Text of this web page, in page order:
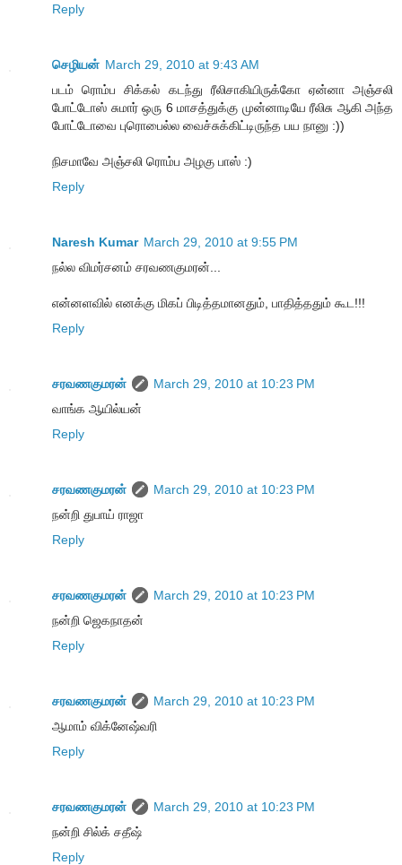
Reply
செழியன் March 29, 2010 at 9:43 AM
படம் ரொம்ப சிக்கல் கடந்து ரீலிசாகியிருக்கோ ஏன்னா அஞ்சலி
போட்டோஸ் சுமார் ஒரு 6 மாசத்துக்கு முன்னாடியே ரீலிசு ஆகி அந்த
போட்டோவை புரொபைல்ல வைச்சுக்கிட்டிருந்த பய நானு :))
நிசமாவே அஞ்சலி ரொம்ப அழகு பாஸ் :)
Reply
Naresh Kumar March 29, 2010 at 9:55 PM
நல்ல விமர்சனம் சரவணகுமரன்...
என்னளவில் எனக்கு மிகப் பிடித்தமானதும், பாதித்ததும் கூட!!!
Reply
சரவணகுமரன்
March 29, 2010 at 10:23 PM
வாங்க ஆயில்யன்
Reply
சரவணகுமரன்
March 29, 2010 at 10:23 PM
நன்றி துபாய் ராஜா
Reply
சரவணகுமரன்
March 29, 2010 at 10:23 PM
நன்றி ஜெகநாதன்
Reply
சரவணகுமரன்
March 29, 2010 at 10:23 PM
ஆமாம் விக்னேஷ்வரி
Reply
சரவணகுமரன்
March 29, 2010 at 10:23 PM
நன்றி சில்க் சதீஷ்
Reply